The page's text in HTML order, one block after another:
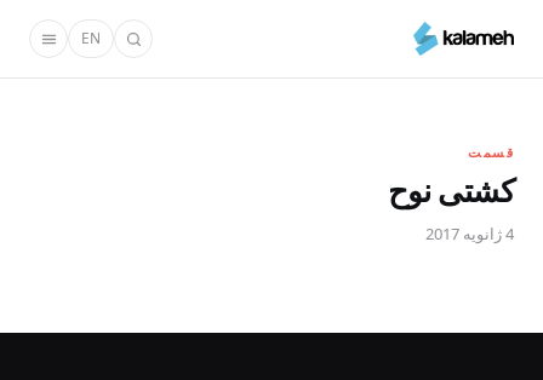
محتوای
EN
قسمت
کشتی نوح
4 ژانویه 2017